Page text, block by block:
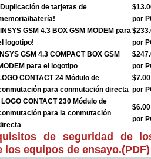
de tarjetas de
batería!
por
GSM 4.3 BOX GSM MODEM para
logotipo!
por
INSYS GSM 4.3 COMPACT BOX GSM
para el logotipo
por
CONTACT 24 Módulo de
para conmutación directa
$7.00
por
LOGO CONTACT 230 Módulo de
para la conmutación
$6.00
por
de seguridad de
los equipos de ensayo.(PDF)